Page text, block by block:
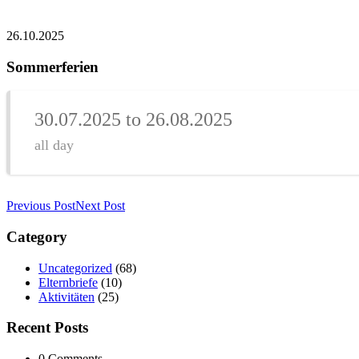
26.10.2025
Sommerferien
30.07.2025 to 26.08.2025
all day
Previous PostNext Post
Category
Uncategorized (68)
Elternbriefe (10)
Aktivitäten (25)
Recent Posts